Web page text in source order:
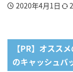
2020年4月1日
【PR】オスス
のキャッシュバ